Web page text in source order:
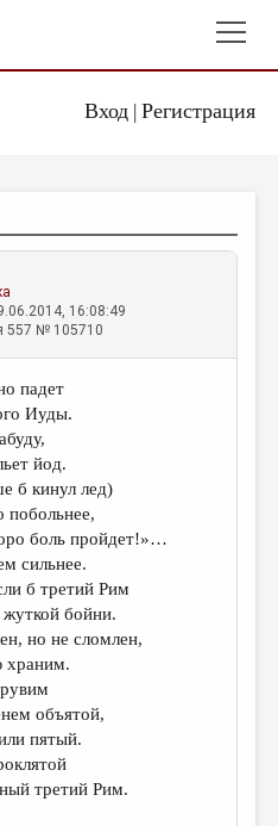
Вход| Регистрация
16:08:49
557 № 105710
падет
Иуды.
йод.
б кинул лед)
побольнее,
боль пройдет!»…
сильнее.
б третий Рим
бойни.
но не сломлен,
храним.
объятой,
пятый.
третий Рим.